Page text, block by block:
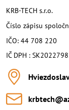
KRB-TECH s.r.o.
Číslo zápisu
IČO: 44 708 220
IČ DPH :